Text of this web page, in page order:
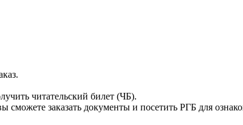
читательский билет (ЧБ).
заказать документы и посетить РГБ для